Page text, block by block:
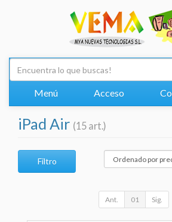
Menú Acceso
iPad Air (15 art.)
Filtro
Ant. 01 Sig.